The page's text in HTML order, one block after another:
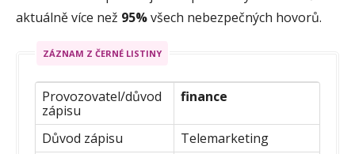
aktuálně více než 95%všech nebezpečných hovorů.
ZÁZNAM Z ČERNÉ LISTINY
Provozovatel/důvod
zápisu
finance
Důvod zápisu
Telemarketing